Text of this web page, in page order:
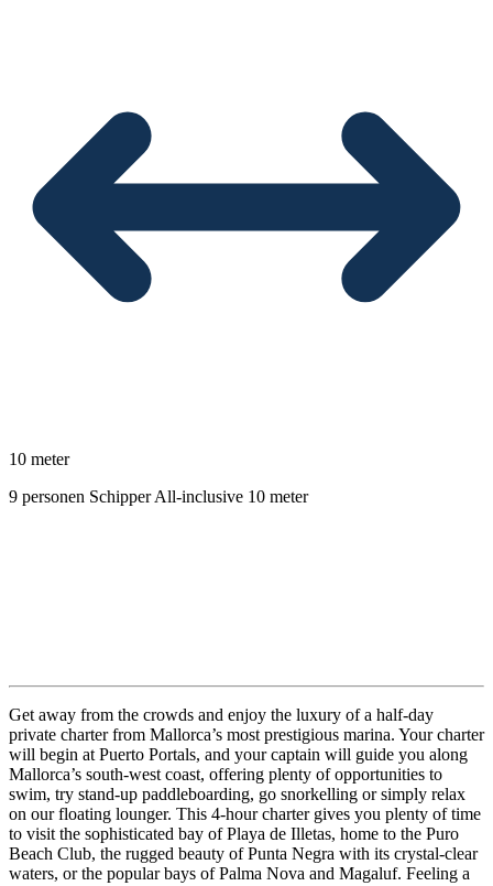
10 meter
9 personen Schipper All-inclusive 10 meter
Beschrijving
Get away from the crowds and enjoy the luxury of a half-day
private charter from Mallorca’s most prestigious marina. Your charter
will begin at Puerto Portals, and your captain will guide you along
Mallorca’s south-west coast, offering plenty of opportunities to
swim, try stand-up paddleboarding, go snorkelling or simply relax
on our floating lounger. This 4-hour charter gives you plenty of time
to visit the sophisticated bay of Playa de Illetas, home to the Puro
Beach Club, the rugged beauty of Punta Negra with its crystal-clear
waters, or the popular bays of Palma Nova and Magaluf. Feeling a